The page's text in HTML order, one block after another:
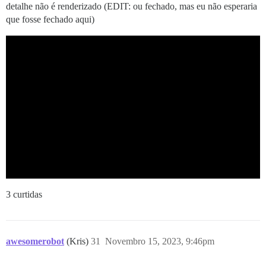
detalhe não é renderizado (EDIT: ou fechado, mas eu não esperaria
que fosse fechado aqui)
3 curtidas
awesomerobot (Kris) Novembro 15, 2023, 9:46pm
31